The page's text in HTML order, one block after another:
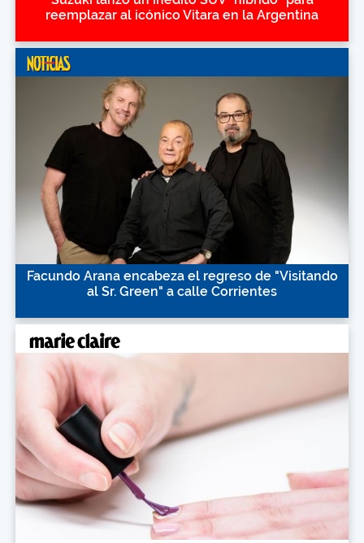
reemplazar al icónico Vitara en la Argentina
Facundo Arana encabeza el regreso de "Visitando
al Sr. Green" a calle Corrientes